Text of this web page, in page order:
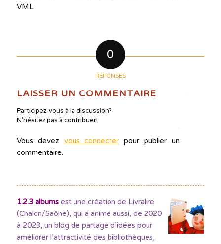
VML
0
RÉPONSES
LAISSER UN COMMENTAIRE
Participez-vous à la discussion?
N'hésitez pas à contribuer!
Vous devez vous connecter pour publier un
commentaire.
1.2.3 albumsest une création de Livralire
(Chalon/Saône), qui a animé aussi, de 2020
à 2023, un blog de partage d’idées pour
améliorer l’attractivité des bibliothèques,